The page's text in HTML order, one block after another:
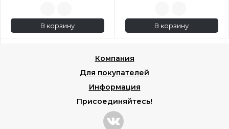
В корзину В корзину
Компания
Для покупателей
Информация
Присоединяйтесь!